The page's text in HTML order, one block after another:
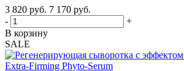
3 820 руб. 7 170 руб.
-
+
В корзину
SALE